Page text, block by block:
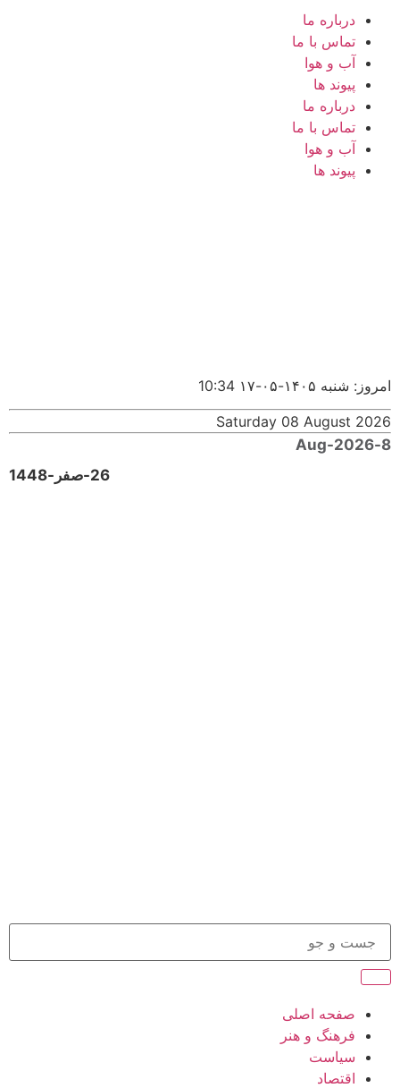
درباره ما
تماس با ما
آب و هوا
پیوند ها
درباره ما
تماس با ما
آب و هوا
پیوند ها
امروز: شنبه ۱۴۰۵-۰۵-۱۷ 10:34
Saturday 08 August 2026
8-Aug-2026
26-صفر-1448
صفحه اصلی
فرهنگ و هنر
سیاست
اقتصاد